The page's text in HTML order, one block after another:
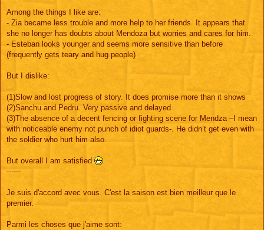
g
Among the things I like are:
- Zia became less trouble and more help to her friends. It appears that
she no longer has doubts about Mendoza but worries and cares for him.
- Esteban looks younger and seems more sensitive than before
(frequently gets teary and hug people)
But I dislike:
(1)Slow and lost progress of story. It does promise more than it shows
(2)Sanchu and Pedru. Very passive and delayed.
(3)The absence of a decent fencing or fighting scene for Mendza –I mean
with noticeable enemy not punch of idiot guards-. He didn’t get even with
the soldier who hurt him also.
But overall I am satisfied
------
Je suis d'accord avec vous. C'est la saison est bien meilleur que le
premier.
Parmi les choses que j'aime sont: